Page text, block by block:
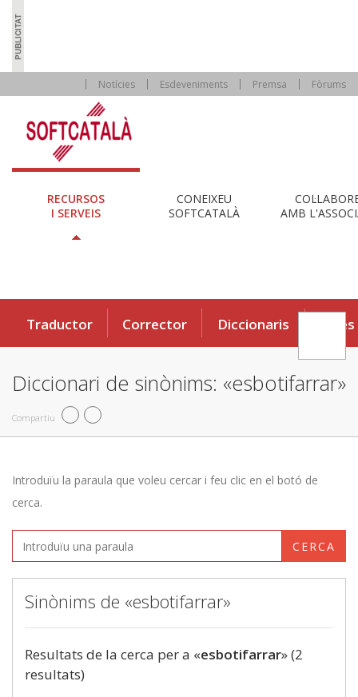
Notícies Esdeveniments Premsa Fòrums
RECURSOS
I SERVEIS
CONEIXEU
SOFTCATALÀ
AMB
Traductor Corrector Diccionaris Eines
Diccionari de sinònims: «esbotifarrar»
Compartiu
Introduïu la paraula que voleu cercar i feu clic en el botó de
cerca.
CERCA
Sinònims de «esbotifarrar»
Resultats de la cerca per a «esbotifarrar» (2
resultats)